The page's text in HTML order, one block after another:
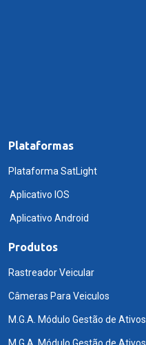
Plataformas
Plataforma SatLight
Aplicativo IOS
Aplicativo Android
Produtos
Rastreador Veicular
Câmeras Para Veiculos
M.G.A. Módulo Gestão de Ativos